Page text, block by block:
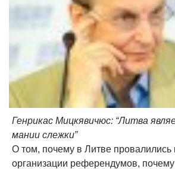
Генрикас Мицкявичюс: “Литва
мании слежки”
О том, почему в Литве провалились
организации референдумов, почему